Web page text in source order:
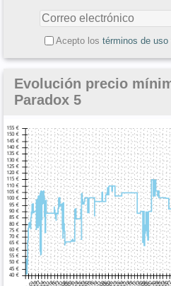
Acepto los términos de uso
Evolución precio
Paradox 5